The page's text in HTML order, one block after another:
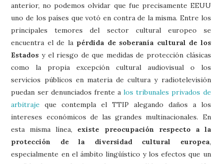
anterior, no podemos olvidar que fue precisamente EEUU
uno de los países que votó en contra de la misma. Entre los
principales temores del sector cultural europeo se
encuentra el de la pérdida de soberanía cultural de los
Estados y el riesgo de que medidas de protección clásicas
como la propia excepción cultural audiovisual o los
servicios públicos en materia de cultura y radiotelevisión
puedan ser denunciados frente alos tribunales privados de
arbitraje que contempla el TTIP alegando daños a los
intereses económicos de las grandes multinacionales. En
esta misma línea, existe preocupación respecto a la
protección de la diversidad cultural europea,
especialmente en el ámbito lingüístico y los efectos que un